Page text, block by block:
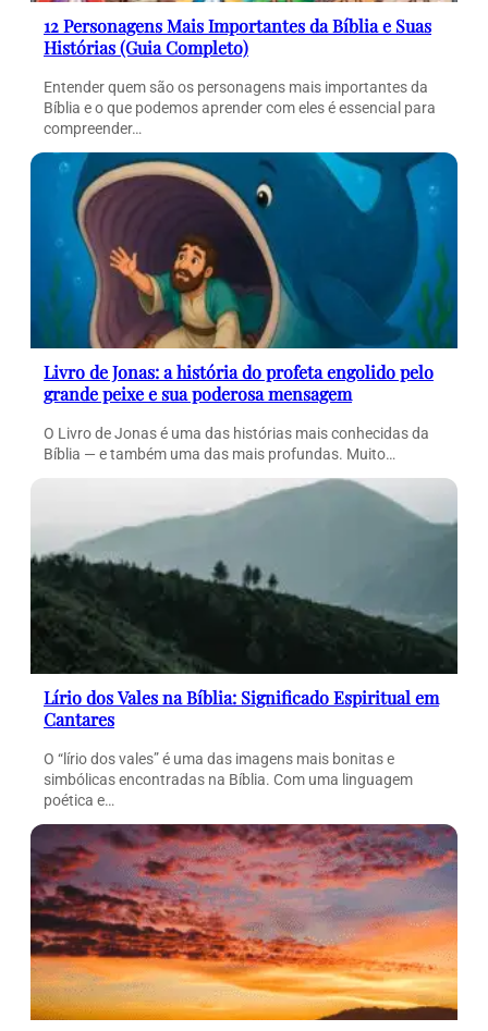
12 Personagens Mais Importantes da Bíblia e Suas
Histórias (Guia Completo)
Entender quem são os personagens mais importantes da
Bíblia e o que podemos aprender com eles é essencial para
compreender…
Livro de Jonas: a história do profeta engolido pelo
grande peixe e sua poderosa mensagem
O Livro de Jonas é uma das histórias mais conhecidas da
Bíblia — e também uma das mais profundas. Muito…
Lírio dos Vales na Bíblia: Significado Espiritual em
Cantares
O “lírio dos vales” é uma das imagens mais bonitas e
simbólicas encontradas na Bíblia. Com uma linguagem
poética e…